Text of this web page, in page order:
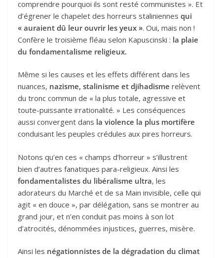
comprendre pourquoi ils sont resté communistes ». Et
d’égrener le chapelet des horreurs staliniennes qui
« auraient dû leur ouvrir les yeux ». Oui, mais non !
Confère le troisième fléau selon Kapus­cinski : la plaie
du fondamentalisme religieux.
Même si les causes et les effets différent dans les
nuances, nazisme, stalinisme et djihadisme relèvent
du tronc commun de « la plus totale, agres­sive et
toute-puissante irra­tio­na­lité. » Les conséquences
aussi convergent dans la violence la plus mortifère
conduisant les peuples crédules aux pires horreurs.
Notons qu’en ces « champs d’horreur » s’illustrent
bien d’autres fanatiques para-religieux. Ainsi les
fondamentalistes du libéralisme ultra, les
adorateurs du Marché et de sa Main invisible, celle qui
agit « en douce », par délégation, sans se montrer au
grand jour, et n’en conduit pas moins à son lot
d’atrocités, dénommées injustices, guerres, misère.
Ainsi les négationnistes de la dégradation du climat